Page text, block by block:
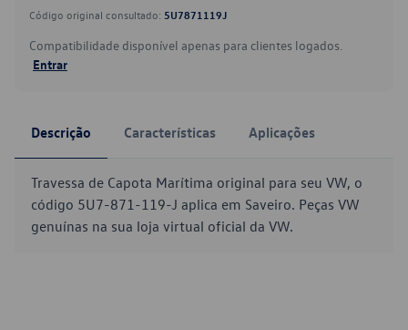
Código original consultado: 5U7871119J
Compatibilidade disponível apenas para clientes logados.
Entrar
Descrição Características Aplicações
Travessa de Capota Marítima original para seu VW, o
código 5U7-871-119-J aplica em Saveiro. Peças VW
genuínas na sua loja virtual oficial da VW.